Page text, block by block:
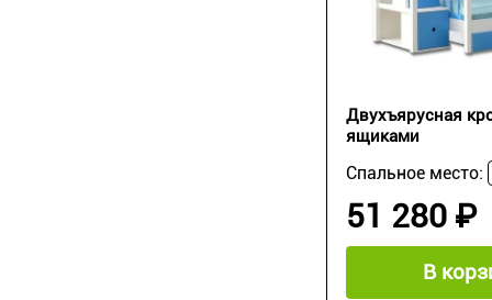
Двухъярусная
ящиками
Спальное место:
51 280 ₽
В